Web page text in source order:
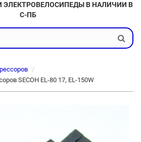
ЭЛЕКТРОВЕЛОСИПЕДЫ В НАЛИЧИИ В
С-ПБ
SECOH EL-80 17, EL-150W